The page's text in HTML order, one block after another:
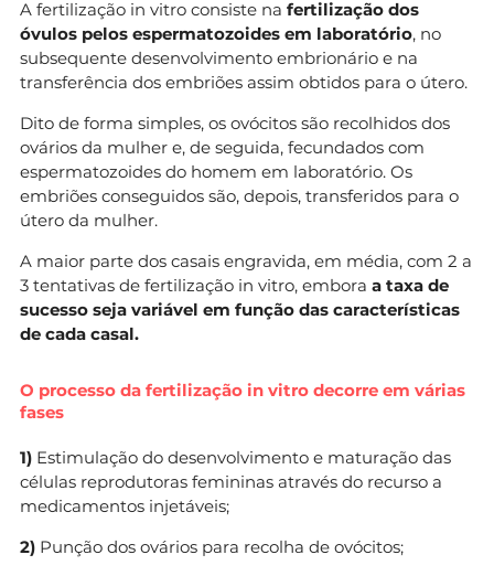
A fertilização in vitro consiste na fertilização dos
óvulos pelos espermatozoides em laboratório, no
subsequente desenvolvimento embrionário e na
transferência dos embriões assim obtidos para o útero.
Dito de forma simples, os ovócitos são recolhidos dos
ovários da mulher e, de seguida, fecundados com
espermatozoides do homem em laboratório. Os
embriões conseguidos são, depois, transferidos para o
útero da mulher.
A maior parte dos casais engravida, em média, com 2 a
3 tentativas de fertilização in vitro, embora a taxa de
sucesso seja variável em função das características
de cada casal.
O processo da fertilização in vitro decorre em várias
fases
1) Estimulação do desenvolvimento e maturação das
células reprodutoras femininas através do recurso a
medicamentos injetáveis;
2) Punção dos ovários para recolha de ovócitos;